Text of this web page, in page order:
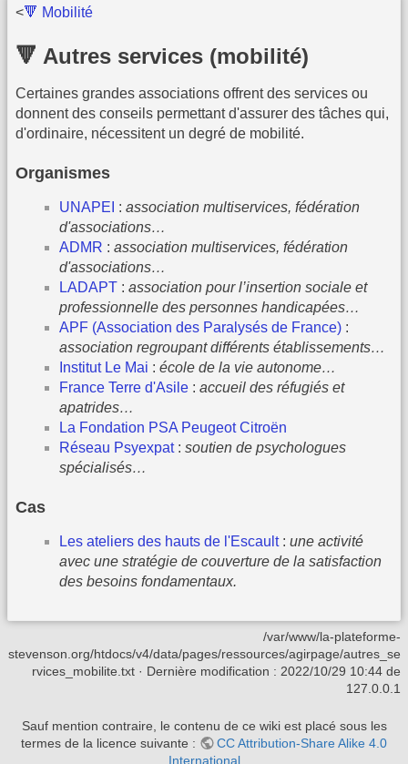
<🔻 Mobilité
🔻 Autres services (mobilité)
Certaines grandes associations offrent des services ou
donnent des conseils permettant d'assurer des tâches qui,
d'ordinaire, nécessitent un degré de mobilité.
Organismes
UNAPEI : association multiservices, fédération
d'associations…
ADMR : association multiservices, fédération
d'associations…
LADAPT : association pour l’insertion sociale et
professionnelle des personnes handicapées…
APF (Association des Paralysés de France) :
association regroupant différents établissements…
Institut Le Mai : école de la vie autonome…
France Terre d'Asile : accueil des réfugiés et
apatrides…
La Fondation PSA Peugeot Citroën
Réseau Psyexpat: soutien de psychologues
spécialisés…
Cas
Les ateliers des hauts de l'Escault: une activité
avec une stratégie de couverture de la satisfaction
des besoins fondamentaux.
/var/www/la-plateforme-
stevenson.org/htdocs/v4/data/pages/ressources/agirpage/autres_se
rvices_mobilite.txt · Dernière modification : 2022/10/29 10:44 de
127.0.0.1
Sauf mention contraire, le contenu de ce wiki est placé sous les
termes de la licence suivante :
CC Attribution-Share Alike 4.0
International